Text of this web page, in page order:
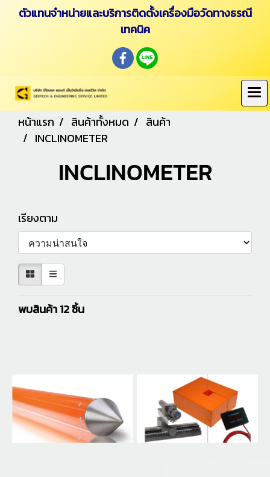
ตัวแทนจำหน่ายและบริการติดตั้งเครื่องมือวัดทางธรณี
เทคนิค
หน้าแรก สินค้าทั้งหมด
สินค้า
INCLINOMETER
INCLINOMETER
เรียงตาม
พบสินค้า 12 ชิ้น